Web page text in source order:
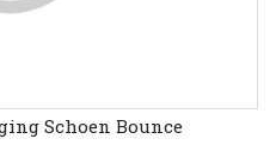
Schoen Bounce